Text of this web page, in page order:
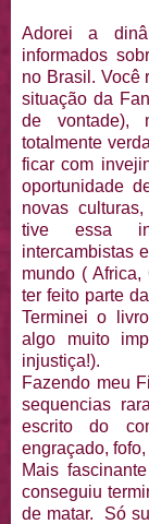
Adorei a
informados
no Brasil. Você
situação da
de vontade),
totalmente
ficar com
oportunidade
novas
tive essa
intercambistas
mundo (
ter feito parte
Terminei o
algo muito
injustiça!).
Fazendo meu
sequencias
escrito do
engraçado,
Mais
conseguiu
de matar. Só